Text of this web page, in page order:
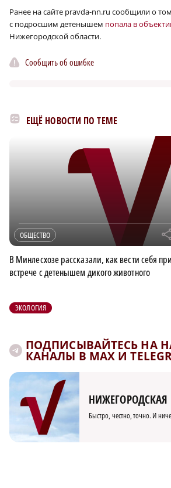
Ранее на сайте pravda-nn.ru сообщили о
с подросшим детенышем попала в
Нижегородской области.
Сообщить об ошибке
ЕЩЁ НОВОСТИ ПО ТЕМЕ
ОБЩЕСТВО
В Минлесхозе рассказали, как вести себя при
встрече с детенышем дикого животного
ЭКОЛОГИЯ
ПОДПИСЫВАЙТЕСЬ НА
КАНАЛЫ В MAX И
НИЖЕГОРОДСКАЯ
Быстро, честно, точно. И